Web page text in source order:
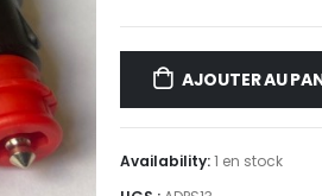
AJOUTER AU
Availability:1 en stock